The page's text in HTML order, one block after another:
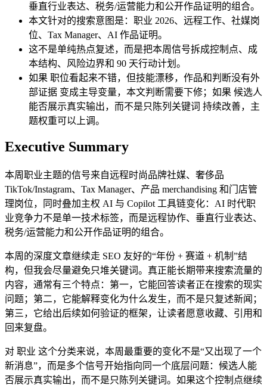
垂直行业表达、税务/运营能力和公开作品证明的组合。
本文针对的搜索意图是：职业 2026、远程工作、社媒岗
位、Tax Manager、AI 作品证明。
这不是单纯热点复述，而是把本周信号拆成控制点、成
本结构、风险边界和 90 天行动计划。
如果 职位看起来不错，但技能漂移，作品和判断没有外
部证据 变成主导变量，本文判断需要下修；如果 候选人
能否展示真实输出，而不是只陈列关键词 持续改善，主
题权重可以上调。
Executive Summary
本周职业主题的信号来自远程时尚品牌社媒、奢侈品
TikTok/Instagram、Tax Manager、产品 merchandising 和门店管
理岗位，同时叠加主权 AI 与 Copilot 工具链变化：AI 时代职
业竞争力不是单一技术标签，而是远程协作、垂直行业表达、
税务/运营能力和公开作品证明的组合。
本周的深度文章继续走 SEO 友好的“年份 + 赛道 + 机制”结
构，但我会尽量避免只堆关键词。真正能长期带来搜索流量的
内容，通常有三个特点：第一，它能回答读者正在搜索的现实
问题；第二，它能解释变化为什么发生，而不是只复述新闻；
第三，它给出后续如何验证的框架，让读者愿意收藏、引用和
回来复盘。
对 职业 这个分类来说，本周最重要的变化不是“又出现了一个
新消息”，而是多个信号开始指向同一个底层问题：候选人能
否展示真实输出，而不是只陈列关键词。如果这个控制点继续